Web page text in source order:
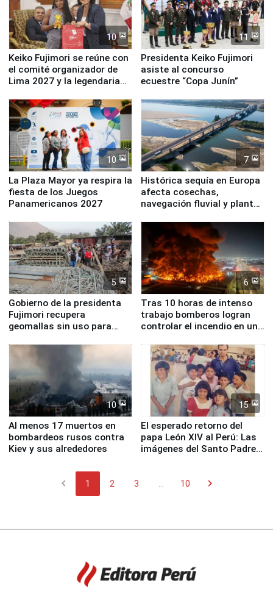
10
Keiko Fujimori se reúne con
el comité organizador de
Lima 2027 y la legendaria
11
Presidenta Keiko Fujimori
asiste al concurso
ecuestre “Copa Junín”
10
La Plaza Mayor ya respira la
fiesta de los Juegos
Panamericanos 2027
7
Histórica sequía en Europa
afecta cosechas,
navegación fluvial y plantas
5
Gobierno de la presidenta
Fujimori recupera
geomallas sin uso para
Fenómeno El Niño
6
Tras 10 horas de intenso
trabajo bomberos logran
controlar el incendio en una
de Chile
10
Al menos 17 muertos en
bombardeos rusos contra
Kiev y sus alrededores
15
El esperado retorno del
papa León XIV al Perú: Las
imágenes del Santo Padre
chevron_left 1 2 3 10 chevron_right